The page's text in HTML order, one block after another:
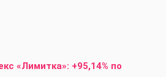
«Лимитка»: +95,14% по